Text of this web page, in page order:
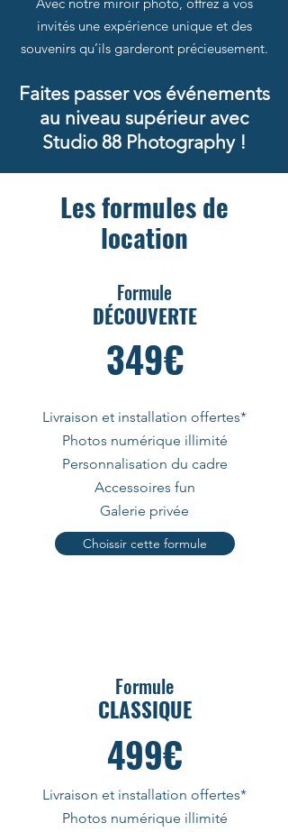
invités une expérience unique et des
souvenirs qu’ils garderont précieusement.
Faites passer vos événements
au niveau supérieur avec
Studio 88 Photography !
Les formules de
location
Formule
DÉCOUVERTE
349€
Livraison et installation offertes*
Photos numérique illimité
Personnalisation du cadre
Accessoires fun
Galerie privée
Choissir cette formule
Formule
CLASSIQUE
499€
Livraison et installation offertes*
Photos numérique illimité